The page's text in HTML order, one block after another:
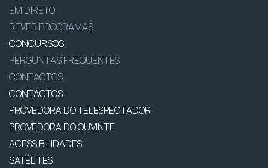
EM DIRETO
REVER PROGRAMAS
CONCURSOS
PERGUNTAS FREQUENTES
CONTACTOS
CONTACTOS
PROVEDORA DO TELESPECTADOR
PROVEDORA DO OUVINTE
ACESSIBILIDADES
SATÉLITES